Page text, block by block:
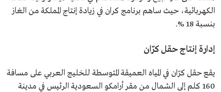
الكهربائية، حيث ساهم برنامج كران في زيادة إنتاج المملكة من الغاز
بنسبة 18 %.
إدارة إنتاج حقل كرّان
يقع حقل كرّان في المياه العميقة المتوسطة للخليج العربي على مسافة
160 كلم إلى الشمال من مقر أرامكو السعودية الرئيس في مدينة